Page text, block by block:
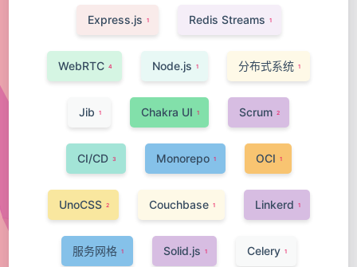
Express.js 1 Redis Streams 1
WebRTC 4 Node.js 1 分布式系统 1
Jib 1 Chakra UI 1 Scrum 2
CI/CD 3 Monorepo 1 OCI 1
UnoCSS 2 Couchbase 1 Linkerd 1
服务网格 1 Solid.js 1 Celery 1